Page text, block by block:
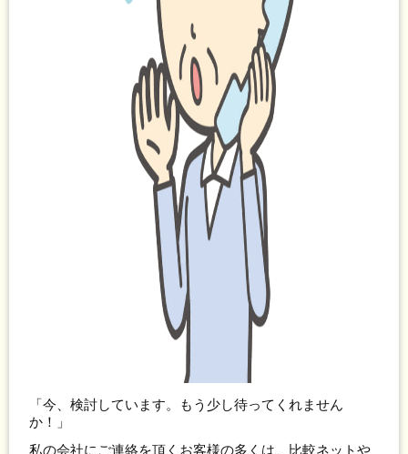
「今、検討しています。もう少し待ってくれません
か！」
私の会社にご連絡を頂くお客様の多くは、比較ネットや